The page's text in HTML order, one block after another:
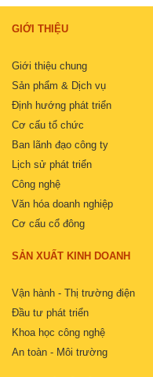
GIỚI THIỆU
Giới thiệu chung
Sản phẩm & Dịch vụ
Định hướng phát triển
Cơ cấu tổ chức
Ban lãnh đạo công ty
Lịch sử phát triển
Công nghệ
Văn hóa doanh nghiệp
Cơ cấu cổ đông
SẢN XUẤT KINH DOANH
Vận hành - Thị trường điện
Đầu tư phát triển
Khoa học công nghệ
An toàn - Môi trường